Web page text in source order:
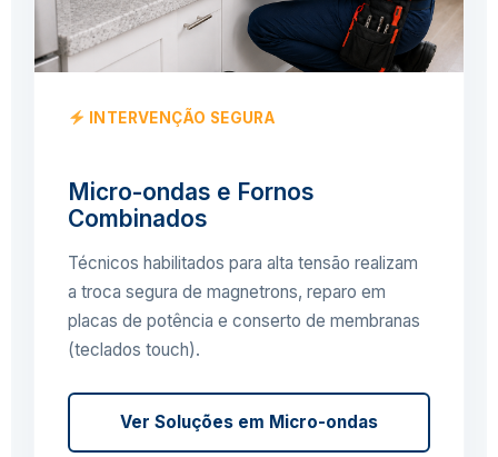
INTERVENÇÃO SEGURA
Micro-ondas e Fornos
Combinados
Técnicos habilitados para alta tensão realizam
a troca segura de magnetrons, reparo em
placas de potência e conserto de membranas
(teclados touch).
Ver Soluções em Micro-ondas